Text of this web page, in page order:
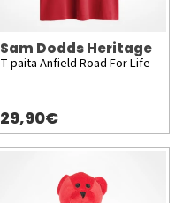
Sam Dodds Heritage
T-paita Anfield Road For Life
29,90€